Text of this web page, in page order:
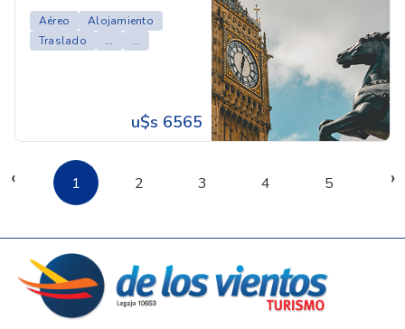
Aéreo
Alojamiento
Traslado
... ...
u$s 6565
‹ 1 2 3 4 5 ›